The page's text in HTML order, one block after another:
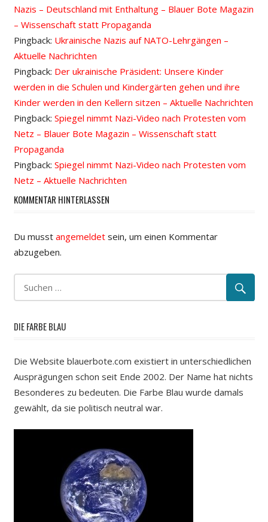
Nazis – Deutschland mit Enthaltung – Blauer Bote Magazin
– Wissenschaft statt Propaganda
Pingback: Ukrainische Nazis auf NATO-Lehrgängen –
Aktuelle Nachrichten
Pingback: Der ukrainische Präsident: Unsere Kinder
werden in die Schulen und Kindergärten gehen und ihre
Kinder werden in den Kellern sitzen – Aktuelle Nachrichten
Pingback: Spiegel nimmt Nazi-Video nach Protesten vom
Netz – Blauer Bote Magazin – Wissenschaft statt
Propaganda
Pingback: Spiegel nimmt Nazi-Video nach Protesten vom
Netz – Aktuelle Nachrichten
KOMMENTAR HINTERLASSEN
Du musst angemeldetsein, um einen Kommentar
abzugeben.
DIE FARBE BLAU
Die Website blauerbote.com existiert in unterschiedlichen
Ausprägungen schon seit Ende 2002. Der Name hat nichts
Besonderes zu bedeuten. Die Farbe Blau wurde damals
gewählt, da sie politisch neutral war.